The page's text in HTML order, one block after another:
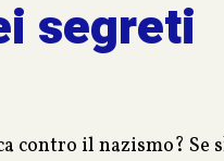
segreti
contro il nazismo?